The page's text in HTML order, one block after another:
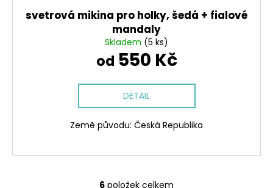
svetrová mikina pro holky, šedá + fialové
mandaly
Skladem (5 ks)
od 550 Kč
DETAIL
Země původu: Česká Republika
6 položek celkem